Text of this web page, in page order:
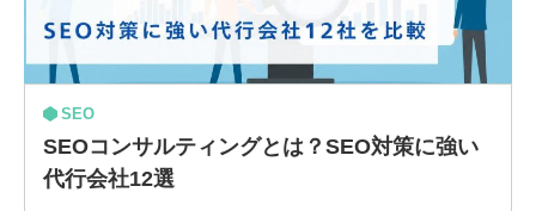
SEO
SEOコンサルティングとは？SEO対策に強い
代行会社12選